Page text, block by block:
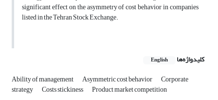
significant effect on the asymmetry of cost behavior in companies
listed in the Tehran Stock Exchange.
کلیدواژه‌ها English
Ability of management Asymmetric cost behavior Corporate
strategy Costs stickiness Product market competition